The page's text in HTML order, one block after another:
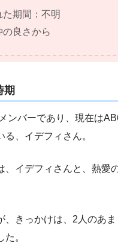
期間：不明
の良さから
期
ンバーであり、現在は
る、イデフィさん。
、イデフィさんと、熱愛
、きっかけは、2人のあ
。